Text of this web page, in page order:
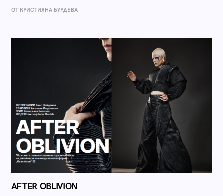
ОТ КРИСТИЯНА БУРДЕВА
AFTER OBLIVION